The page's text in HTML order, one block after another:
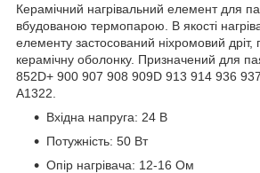
Керамічний нагрівальний елемент для
вбудованою термопарою. В якості
елементу застосований ніхромовий
керамічну оболонку. Призначений для
852D+ 900 907 908 909D 913 914 936 937
A1322.
Вхідна напруга: 24 В
Потужність: 50 Вт
Опір нагрівача: 12-16 Ом